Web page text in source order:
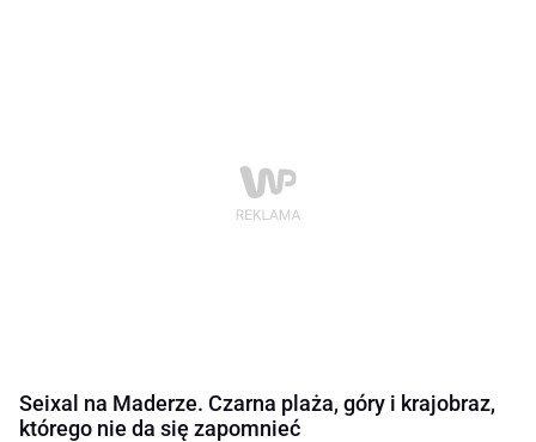
Seixal na Maderze. Czarna plaża, góry i krajobraz,
którego nie da się zapomnieć